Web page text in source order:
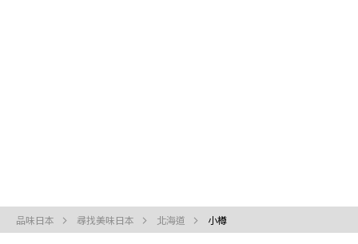
品味日本 尋找美味日本 北海道 小樽